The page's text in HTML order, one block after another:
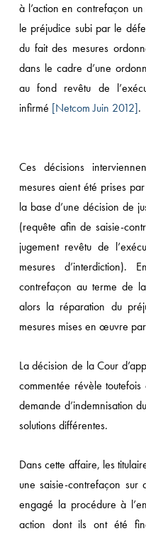
à l’action en contrefaçon
le préjudice subi par le
du fait des mesures
dans le cadre d’une
au fond revêtu de
infirmé [Netcom Juin 2012].
Ces décisions
mesures aient été prises
la base d’une décision de
(requête afin de saisie-
jugement revêtu de
mesures d’interdiction).
contrefaçon au terme de
alors la réparation du
mesures mises en œuvre
La décision de la Cour
commentée révèle
demande d’indemnisation
solutions différentes.
Dans cette affaire, les
une saisie-contrefaçon sur
engagé la procédure à
action dont ils ont été